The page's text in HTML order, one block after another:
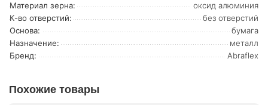
Материал зерна:
оксид алюминия
К-во отверстий:
без отверстий
Основа:
бумага
Назначение:
металл
Бренд:
Abraflex
Похожие товары